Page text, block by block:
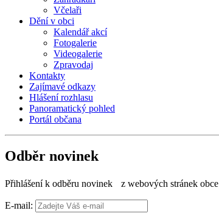
Včelaři
Dění v obci
Kalendář akcí
Fotogalerie
Videogalerie
Zpravodaj
Kontakty
Zajímavé odkazy
Hlášení rozhlasu
Panoramatický pohled
Portál občana
Odběr novinek
Přihlášení k odběru novinek z webových stránek obce
E-mail: